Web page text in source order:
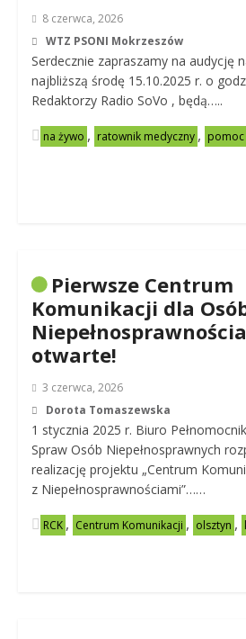
8 czerwca, 2026
WTZ PSONI Mokrzeszów
Serdecznie zapraszamy na audycję
najbliższą środę 15.10.2025 r. o
Redaktorzy Radio SoVo , będą…..
na żywo , ratownik medyczny , pomoc
Pierwsze Centrum
Komunikacji dla
otwarte!
3 czerwca, 2026
Dorota Tomaszewska
1 stycznia 2025 r. Biuro
Spraw Osób Niepełnosprawnych
realizację projektu „Centrum
z Niepełnosprawnościami”……
RCK , Centrum Komunikacji , olsztyn ,